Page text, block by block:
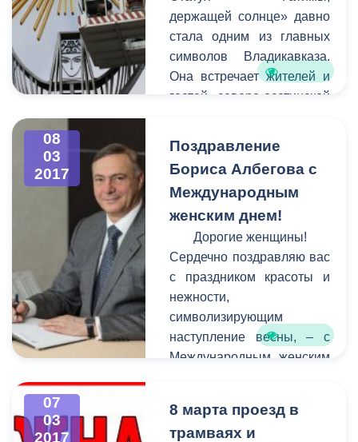
совместно,
закону не имеет права
наводить на них порядок.
держащей солнце» давно
стала одним из главных
символов Владикавказа.
Она встречает жителей и
гостей северо-осетинской
К сожалению, в последние
годы вид сооружения
оставлял желать лучшего -
оно пострадало от
коррозии, стала заметной
усталость металла.
08
03
2017
Поздравление
Бориса Албегова с
Международным
женским днем!
Дорогие женщины!
Сердечно поздравляю вас
с праздником красоты и
нежности,
символизирующим
наступление весны, – с
Международным женским
07
03
2017
8 марта проезд в
трамваях и